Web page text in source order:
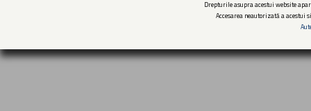
Drepturile asupra acestui website
Accesarea neautorizată a acestui